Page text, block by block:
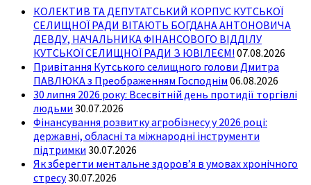
КОЛЕКТИВ ТА ДЕПУТАТСЬКИЙ КОРПУС КУТСЬКОЇ
СЕЛИЩНОЇ РАДИ ВІТАЮТЬ БОГДАНА АНТОНОВИЧА
ДЕВДУ, НАЧАЛЬНИКА ФІНАНСОВОГО ВІДДІЛУ
КУТСЬКОЇ СЕЛИЩНОЇ РАДИ З ЮВІЛЕЄМ! 07.08.2026
Привітання Кутського селищного голови Дмитра
ПАВЛЮКА з Преображенням Господнім 06.08.2026
30 липня 2026 року: Всесвітній день протидії торгівлі
людьми 30.07.2026
Фінансування розвитку агробізнесу у 2026 році:
державні, обласні та міжнародні інструменти
підтримки 30.07.2026
Як зберегти ментальне здоров’я в умовах хронічного
стресу30.07.2026